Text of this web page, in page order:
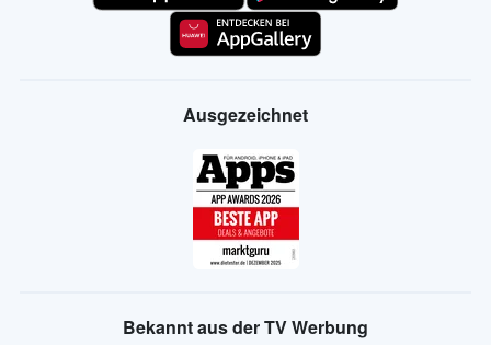
Ausgezeichnet
Bekannt aus der TV Werbung